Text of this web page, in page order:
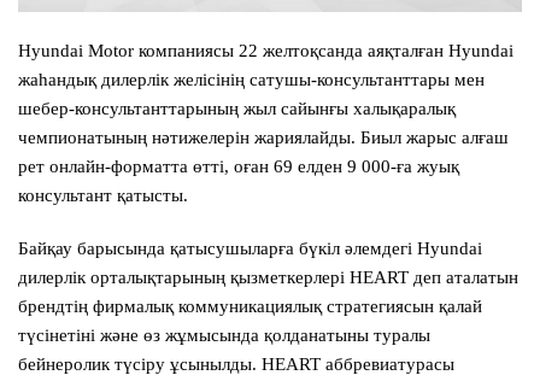
Hyundai Motor компаниясы 22 желтоқсанда аяқталған Hyundai
жаһандық дилерлік желісінің сатушы-консультанттары мен
шебер-консультанттарының жыл сайынғы халықаралық
чемпионатының нәтижелерін жариялайды. Биыл жарыс алғаш
рет онлайн-форматта өтті, оған 69 елден 9 000-ға жуық
консультант қатысты.
Байқау барысында қатысушыларға бүкіл әлемдегі Hyundai
дилерлік орталықтарының қызметкерлері HEART деп аталатын
брендтің фирмалық коммуникациялық стратегиясын қалай
түсінетіні және өз жұмысында қолданатыны туралы
бейнеролик түсіру ұсынылды. HEART аббревиатурасы